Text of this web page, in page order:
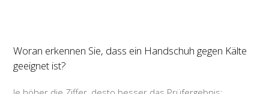
Woran erkennen Sie, dass ein Handschuh gegen Kälte
geeignet ist?